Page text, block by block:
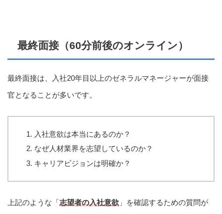
最終面接（60分前後のオンライン）
最終面接は、入社20年目以上のゼネラルマネージャーが面接
官となることが多いです。
入社意欲は本当にあるのか？
なぜ人材業界を志望しているのか？
キャリアビジョンは明確か？
上記のような「志望者の入社意欲 」を確認するための質問が